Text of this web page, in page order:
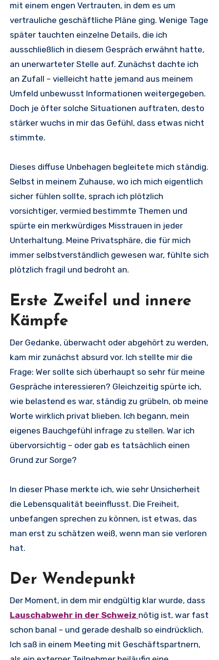
mit einem engen Vertrauten, in dem es um
vertrauliche geschäftliche Pläne ging. Wenige Tage
später tauchten einzelne Details, die ich
ausschließlich in diesem Gespräch erwähnt hatte,
an unerwarteter Stelle auf. Zunächst dachte ich
an Zufall – vielleicht hatte jemand aus meinem
Umfeld unbewusst Informationen weitergegeben.
Doch je öfter solche Situationen auftraten, desto
stärker wuchs in mir das Gefühl, dass etwas nicht
stimmte.
Dieses diffuse Unbehagen begleitete mich ständig.
Selbst in meinem Zuhause, wo ich mich eigentlich
sicher fühlen sollte, sprach ich plötzlich
vorsichtiger, vermied bestimmte Themen und
spürte ein merkwürdiges Misstrauen in jeder
Unterhaltung. Meine Privatsphäre, die für mich
immer selbstverständlich gewesen war, fühlte sich
plötzlich fragil und bedroht an.
Erste Zweifel und innere
Kämpfe
Der Gedanke, überwacht oder abgehört zu werden,
kam mir zunächst absurd vor. Ich stellte mir die
Frage: Wer sollte sich überhaupt so sehr für meine
Gespräche interessieren? Gleichzeitig spürte ich,
wie belastend es war, ständig zu grübeln, ob meine
Worte wirklich privat blieben. Ich begann, mein
eigenes Bauchgefühl infrage zu stellen. War ich
übervorsichtig – oder gab es tatsächlich einen
Grund zur Sorge?
In dieser Phase merkte ich, wie sehr Unsicherheit
die Lebensqualität beeinflusst. Die Freiheit,
unbefangen sprechen zu können, ist etwas, das
man erst zu schätzen weiß, wenn man sie verloren
hat.
Der Wendepunkt
Der Moment, in dem mir endgültig klar wurde, dass
Lauschabwehr in der Schweiz nötig ist, war fast
schon banal – und gerade deshalb so eindrücklich.
Ich saß in einem Meeting mit Geschäftspartnern,